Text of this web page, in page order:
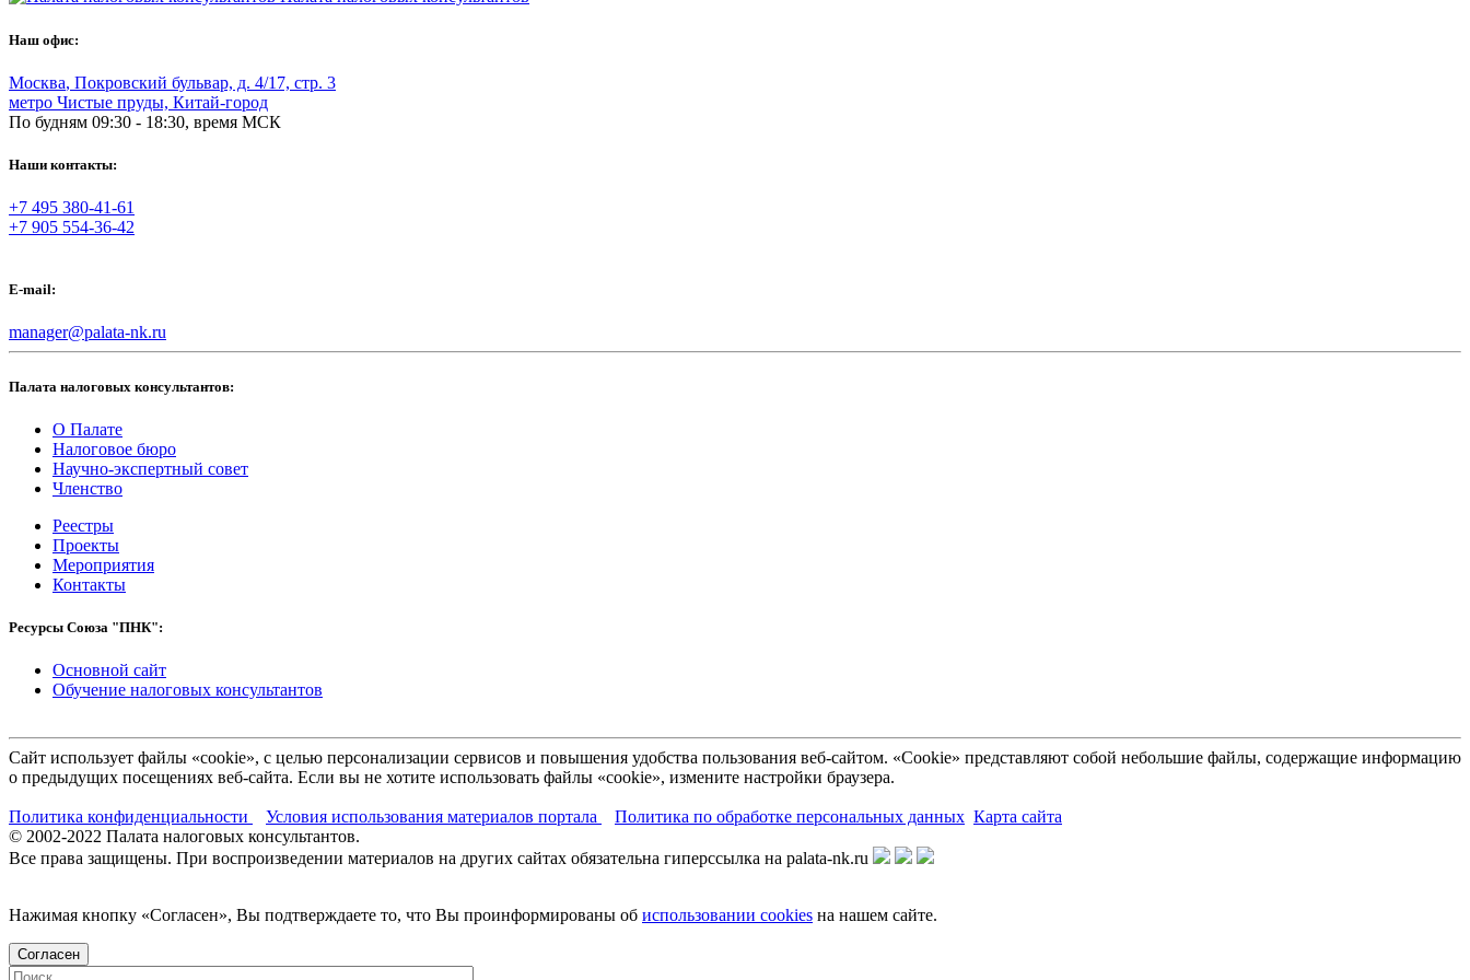
Наш офис:
Москва, Покровский бульвар, д. 4/17, стр. 3
метро Чистые пруды, Китай-город
По будням 09:30 - 18:30, время МСК
Наши контакты:
+7 495 380-41-61
+7 905 554-36-42
E-mail:
manager@palata-nk.ru
Палата налоговых консультантов:
О Палате
Налоговое бюро
Научно-экспертный совет
Членство
Реестры
Проекты
Мероприятия
Контакты
Ресурсы Союза "ПНК":
Основной сайт
Обучение налоговых консультантов
Сайт использует файлы «cookie», с целью персонализации сервисов и повышения удобства пользования веб-сайтом. «Cookie» представляют собой небольшие файлы, содержащие информацию
о предыдущих посещениях веб-сайта. Если вы не хотите использовать файлы «cookie», измените настройки браузера.
Политика конфиденциальности Условия использования материалов портала Политика по обработке персональных данных Карта сайта
© 2002-2022 Палата налоговых консультантов.
Все права защищены. При воспроизведении материалов на других сайтах обязательна гиперссылка на palata-nk.ru
Нажимая кнопку «Согласен», Вы подтверждаете то, что Вы проинформированы об использовании cookies на нашем сайте.
Согласен